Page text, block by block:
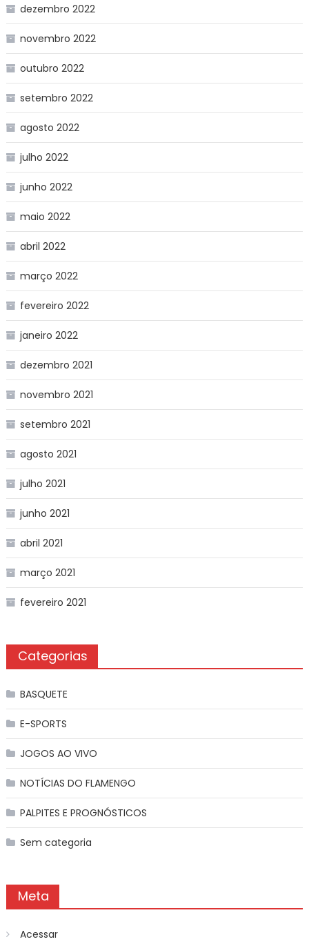
dezembro 2022
novembro 2022
outubro 2022
setembro 2022
agosto 2022
julho 2022
junho 2022
maio 2022
abril 2022
março 2022
fevereiro 2022
janeiro 2022
dezembro 2021
novembro 2021
setembro 2021
agosto 2021
julho 2021
junho 2021
abril 2021
março 2021
fevereiro 2021
Categorias
BASQUETE
E-SPORTS
JOGOS AO VIVO
NOTÍCIAS DO FLAMENGO
PALPITES E PROGNÓSTICOS
Sem categoria
Meta
Acessar